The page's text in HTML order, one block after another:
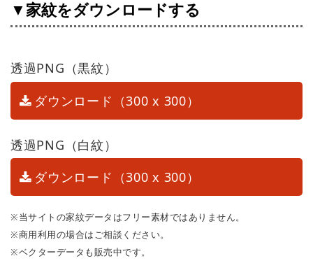
▼家紋をダウンロードする
透過PNG（黒紋）
ダウンロード（300 x 300）
透過PNG（白紋）
ダウンロード（300 x 300）
※当サイトの家紋データはフリー素材ではありません。
※商用利用の場合はご相談ください。
※ベクターデータも販売中です。